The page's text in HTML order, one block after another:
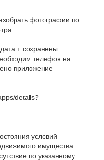
фотографии по
+ сохранены
телефон на
приложение
details?
условий
имущества
по указанному